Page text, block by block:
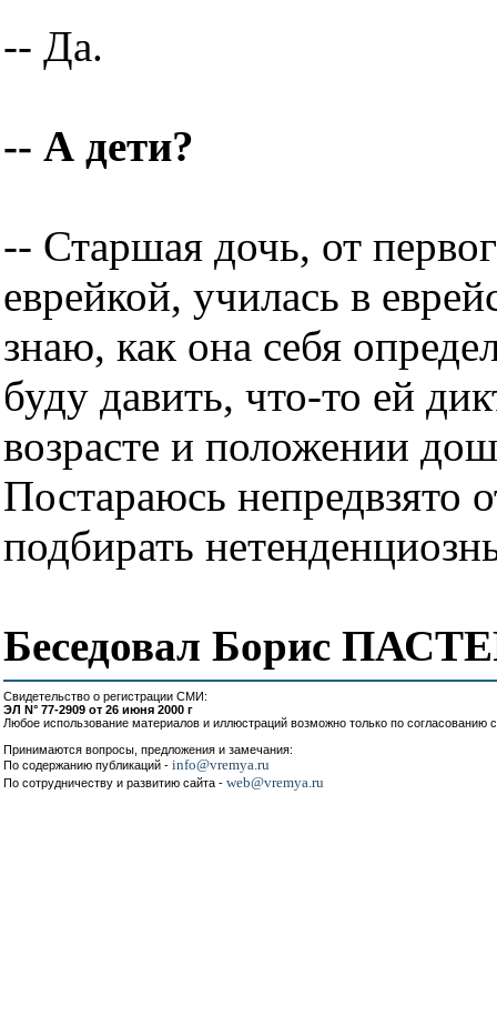
-- Да.
-- А дети?
-- Старшая дочь, от
еврейкой, училась в
знаю, как она себя
буду давить, что-то ей
возрасте и положении
Постараюсь непредвзято
подбирать
Беседовал Борис
Свидетельство о регистрации СМИ:
ЭЛ N° 77-2909 от 26 июня 2000 г
Любое использование материалов и иллюстраций возможно только по согласованию
Принимаются вопросы, предложения и замечания:
По содержанию публикаций - info@vremya.ru
По сотрудничеству и развитию сайта - web@vremya.ru